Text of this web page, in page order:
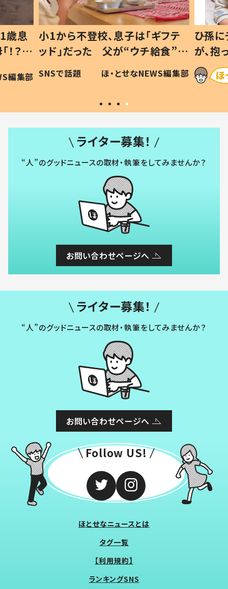
歳息
？」
編集部
小1から不登校、息子は「ギフテ
ッド」だった 父が“ウチ給食”を
作り続ける理由とは #令和の親
#令和の子
SNSで話題 ほ・とせなNEWS編集部
ひ孫
が、
「涙が
い」
ライター募集！
“人”のグッドニュースの取材・執筆をしてみませんか？
お問い合わせページへ
ライター募集！
“人”のグッドニュースの取材・執筆をしてみませんか？
お問い合わせページへ
Follow US!
ほとせなニュースとは
タグ一覧
【利用規約】
ランキングSNS